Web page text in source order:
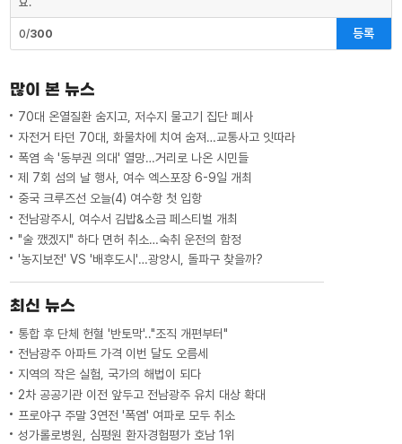
0/300 등록
많이 본 뉴스
70대 온열질환 숨지고, 저수지 물고기 집단 폐사
자전거 타던 70대, 화물차에 치여 숨져…교통사고 잇따라
폭염 속 '동부권 의대' 열망…거리로 나온 시민들
제 7회 섬의 날 행사, 여수 엑스포장 6-9일 개최
중국 크루즈선 오늘(4) 여수항 첫 입항
전남광주시, 여수서 김밥&소금 페스티벌 개최
"술 깼겠지" 하다 면허 취소…숙취 운전의 함정
'농지보전' VS '배후도시'…광양시, 돌파구 찾을까?
최신 뉴스
통합 후 단체 헌혈 '반토막'.."조직 개편부터"
전남광주 아파트 가격 이번 달도 오름세
지역의 작은 실험, 국가의 해법이 되다
2차 공공기관 이전 앞두고 전남광주 유치 대상 확대
프로야구 주말 3연전 '폭염' 여파로 모두 취소
성가롤로병원, 심평원 환자경험평가 호남 1위